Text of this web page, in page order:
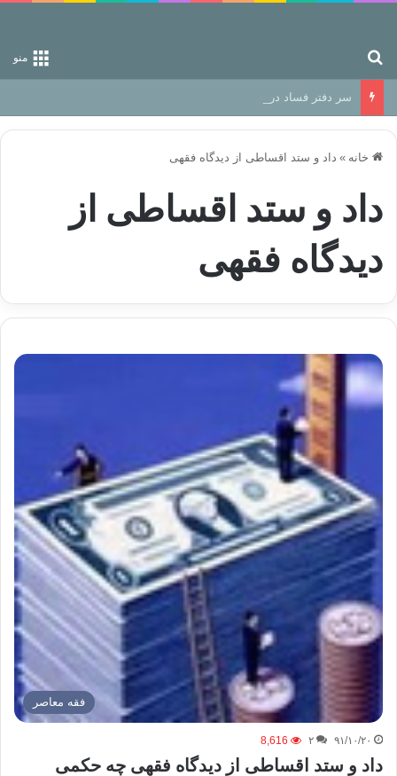
منو
سر دفتر فساد در زمین‌، دوری وکناره‌گیری از راه خداست‌!
خانه » داد و ستد اقساطی از دیدگاه فقهی
داد و ستد اقساطی از
دیدگاه فقهی
فقه معاصر
۹۱/۱۰/۲۰ ۲ 8,616
داد و ستد اقساطی از دیدگاه فقهی چه حکمی